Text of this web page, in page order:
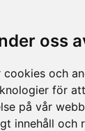
oss
cookies och
för
på vår
innehåll och